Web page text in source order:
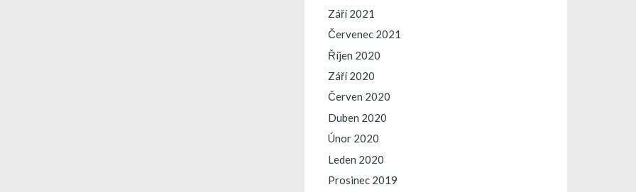
Září 2021
Červenec 2021
Říjen 2020
Září 2020
Červen 2020
Duben 2020
Únor 2020
Leden 2020
Prosinec 2019